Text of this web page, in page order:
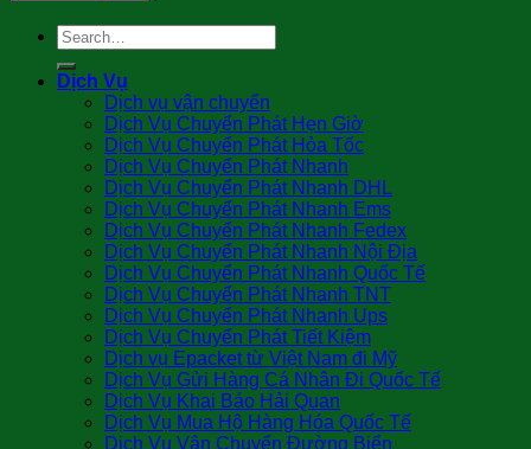
Dịch Vụ
Dịch vụ vận chuyển
Dịch Vụ Chuyển Phát Hẹn Giờ
Dịch Vụ Chuyển Phát Hỏa Tốc
Dịch Vụ Chuyển Phát Nhanh
Dịch Vụ Chuyển Phát Nhanh DHL
Dịch Vụ Chuyển Phát Nhanh Ems
Dịch Vụ Chuyển Phát Nhanh Fedex
Dịch Vụ Chuyển Phát Nhanh Nội Địa
Dịch Vụ Chuyển Phát Nhanh Quốc Tế
Dịch Vụ Chuyển Phát Nhanh TNT
Dịch Vụ Chuyển Phát Nhanh Ups
Dịch Vụ Chuyển Phát Tiết Kiệm
Dịch vụ Epacket từ Việt Nam đi Mỹ
Dịch Vụ Gửi Hàng Cá Nhân Đi Quốc Tế
Dịch Vụ Khai Báo Hải Quan
Dịch Vụ Mua Hộ Hàng Hóa Quốc Tế
Dịch Vụ Vận Chuyển Đường Biển